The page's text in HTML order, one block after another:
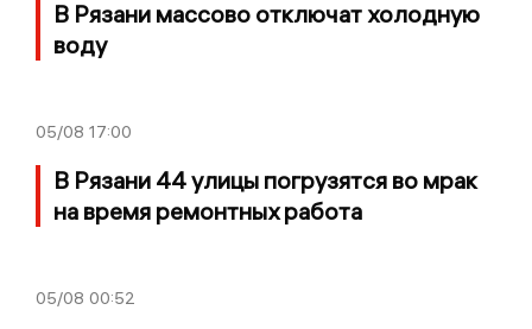
В Рязани массово отключат холодную
воду
05/08 17:00
В Рязани 44 улицы погрузятся во мрак
на время ремонтных работа
05/08 00:52